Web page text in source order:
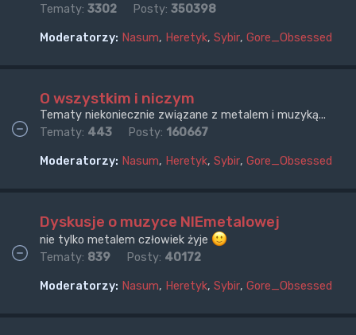
Tematy: 3302 Posty: 350398
Moderatorzy: Nasum, Heretyk, Sybir, Gore_Obsessed
O wszystkim i niczym
Tematy niekoniecznie związane z metalem i muzyką...
Tematy: 443 Posty: 160667
Moderatorzy: Nasum, Heretyk, Sybir, Gore_Obsessed
Dyskusje o muzyce NIEmetalowej
nie tylko metalem człowiek żyje
Tematy: 839 Posty: 40172
Moderatorzy: Nasum, Heretyk, Sybir, Gore_Obsessed